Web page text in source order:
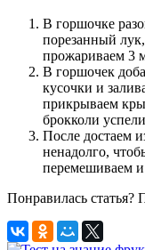
В горшочке
порезанный
прожариваем 3
В горшочек
кусочки и
прикрываем
брокколи
После достаем
ненадолго,
перемешиваем
Понравилась статья?